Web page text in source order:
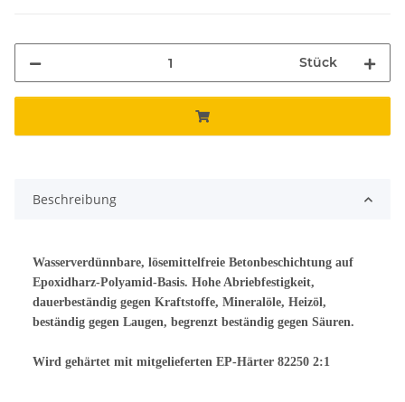
Stück
Beschreibung
Wasserverdünnbare, lösemittelfreie Betonbeschichtung auf
Epoxidharz-Polyamid-Basis. Hohe Abriebfestigkeit,
dauerbeständig gegen Kraftstoffe, Mineralöle, Heizöl,
beständig gegen Laugen, begrenzt beständig gegen Säuren.
Wird gehärtet mit mitgelieferten EP-Härter 82250 2:1